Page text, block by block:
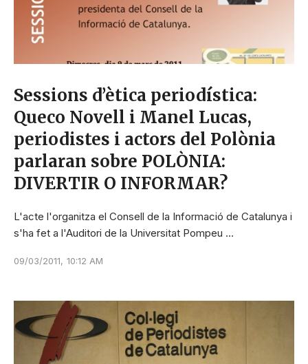
Sessions d’ètica periodística:
Queco Novell i Manel Lucas,
periodistes i actors del Polònia
parlaran sobre POLÒNIA:
DIVERTIR O INFORMAR?
L'acte l'organitza el Consell de la Informació de Catalunya i
s'ha fet a l'Auditori de la Universitat Pompeu …
09/03/2011, 10:12 AM